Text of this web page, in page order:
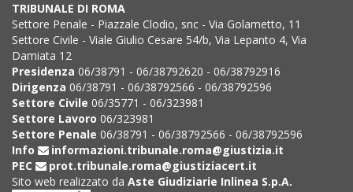
TRIBUNALE DI ROMA
Settore Penale - Piazzale Clodio, snc - Via Golametto, 11
Settore Civile - Viale Giulio Cesare 54/b, Via Lepanto 4, Via
Damiata 12
Presidenza 06/38791 - 06/38792620 - 06/38792916
Dirigenza 06/38791 - 06/38792566 - 06/38792596
Settore Civile 06/35771 - 06/323981
Settore Lavoro 06/323981
Settore Penale 06/38791 - 06/38792566 - 06/38792596
Info
informazioni.tribunale.roma@giustizia.it
PEC
prot.tribunale.roma@giustiziacert.it
Sito web realizzato da Aste Giudiziarie Inlinea S.p.A.